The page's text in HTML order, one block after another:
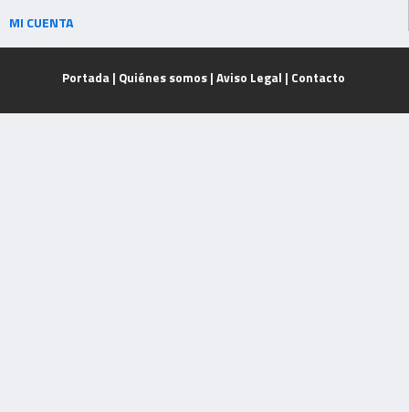
MI CUENTA
Portada | Quiénes somos| Aviso Legal | Contacto